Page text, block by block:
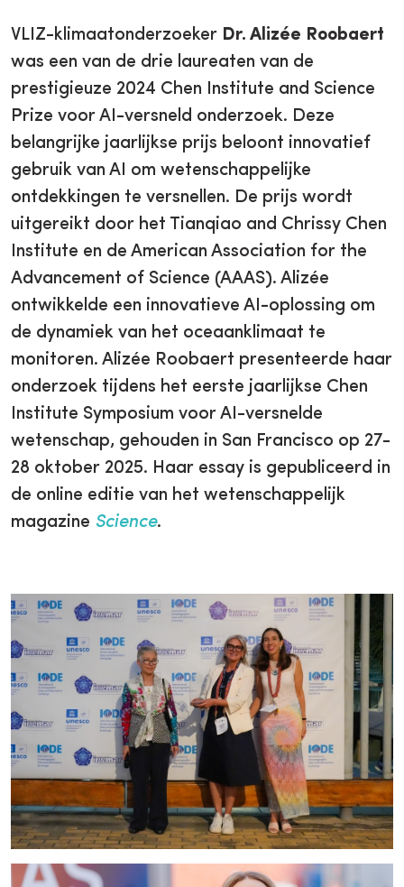
VLIZ-klimaatonderzoeker Dr. Alizée Roobaert
was een van de drie laureaten van de
prestigieuze 2024 Chen Institute and Science
Prize voor AI-versneld onderzoek. Deze
belangrijke jaarlijkse prijs beloont innovatief
gebruik van AI om wetenschappelijke
ontdekkingen te versnellen. De prijs wordt
uitgereikt door het Tianqiao and Chrissy Chen
Institute en de American Association for the
Advancement of Science (AAAS). Alizée
ontwikkelde een innovatieve AI-oplossing om
de dynamiek van het oceaanklimaat te
monitoren. Alizée Roobaert presenteerde haar
onderzoek tijdens het eerste jaarlijkse Chen
Institute Symposium voor AI-versnelde
wetenschap, gehouden in San Francisco op 27-
28 oktober 2025. Haar essay is gepubliceerd in
de online editie van het wetenschappelijk
magazine Science.